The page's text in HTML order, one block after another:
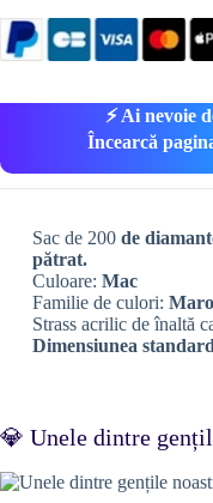
⚡ Ai nevoie
Încearcă
Sac de 200 de
pătrat.
Culoare: Mac
Familie de culori:
Strass acrilic de înaltă
Dimensiunea standard
💎 Unele dintre